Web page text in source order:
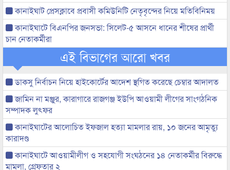
কানাইঘাট প্রেসক্লাবে প্রবাসী কমিউনিটি নেতৃবৃন্দের নিয়ে মতিবিনিময়
কানাইঘাটে বিএনপির জনসভা: সিলেট-৫ আসনে ধানের শীষের প্রার্থী
চান নেতাকর্মীরা
এই বিভাগের আরো খবর
ডাকসু নির্বাচন নিয়ে হাইকোর্টের আদেশ স্থগিত করেছে চেম্বার আদালত
জামিন না মঞ্জুর, কারাগারে রাজগঞ্জ ইউপি আওয়ামী লীগের সাংগঠনিক
সম্পাদক লুৎফর
কানাইঘাটের আলোচিত ইফজাল হত্যা মামলার রায়, ১০ জনের আমৃত্যু
কারাদণ্ড
কানাইঘাটে আওয়ামীলীগ ও সহযোগী সংঘঠনের ১৪ নেতাকর্মীর বিরুদ্ধে
মামলা, গ্রেফতার ২